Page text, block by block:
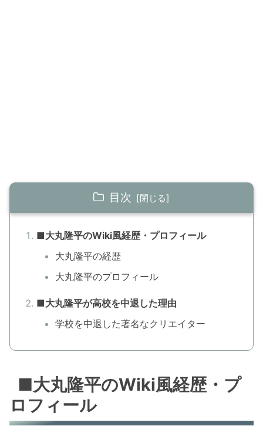
目次
■大丸隆平のWiki風経歴・プロフィール
大丸隆平の経歴
大丸隆平のプロフィール
■大丸隆平が高校を中退した理由
学校を中退した著名なクリエイター
■大丸隆平のWiki風経歴・プ
ロフィール